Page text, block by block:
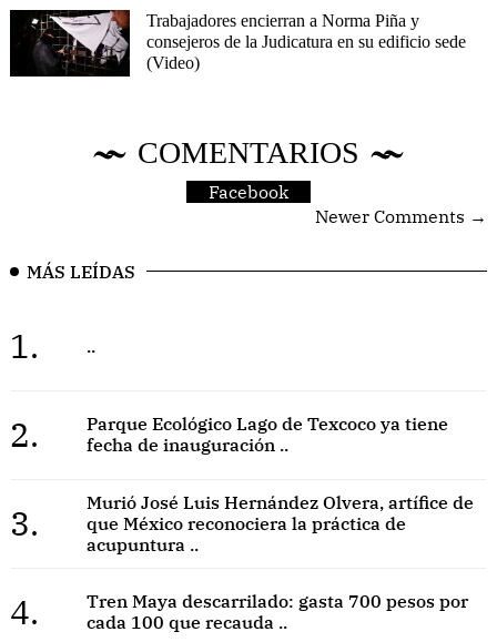
Trabajadores encierran a Norma Piña y
consejeros de la Judicatura en su edificio sede
(Video)
COMENTARIOS
Facebook
Newer Comments →
MÁS LEÍDAS
1. ..
2.
Parque Ecológico Lago de Texcoco ya tiene
fecha de inauguración ..
3.
Murió José Luis Hernández Olvera, artífice de
que México reconociera la práctica de
acupuntura ..
4.
Tren Maya descarrilado: gasta 700 pesos por
cada 100 que recauda ..